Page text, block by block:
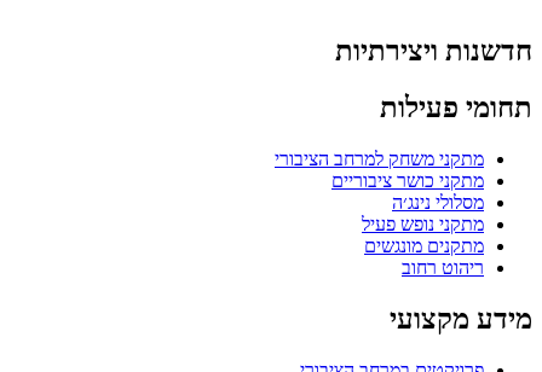
חדשנות ויצירתיות
תחומי פעילות
מתקני משחק למרחב הציבורי
מתקני כושר ציבוריים
מסלולי נינג׳ה
מתקני נופש פעיל
מתקנים מונגשים
ריהוט רחוב
מידע מקצועי